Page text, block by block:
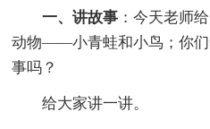
一、讲故事 ：今天老师
动物——小青蛙和小鸟；你们
事吗？
给大家讲一讲。